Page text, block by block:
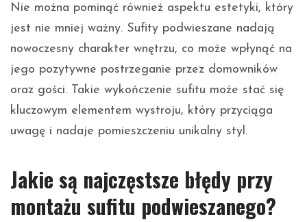
Nie można pominąć również aspektu estetyki, który
jest nie mniej ważny. Sufity podwieszane nadają
nowoczesny charakter wnętrzu, co może wpłynąć na
jego pozytywne postrzeganie przez domowników
oraz gości. Takie wykończenie sufitu może stać się
kluczowym elementem wystroju, który przyciąga
uwagę i nadaje pomieszczeniu unikalny styl.
Jakie są najczęstsze błędy przy
montażu sufitu podwieszanego?